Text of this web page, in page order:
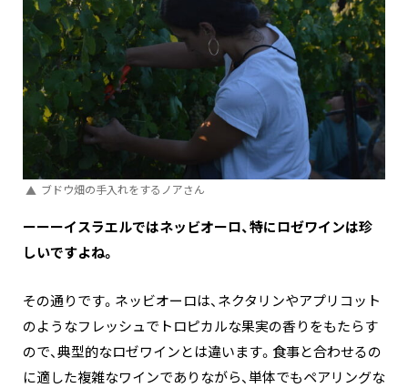
ブドウ畑の手入れをするノアさん
ーーーイスラエルではネッビオーロ、特にロゼワインは珍
しいですよね。
その通りです。ネッビオーロは、ネクタリンやアプリコット
のようなフレッシュでトロピカルな果実の香りをもたらす
ので、典型的なロゼワインとは違います。食事と合わせるの
に適した複雑なワインでありながら、単体でもペアリングな